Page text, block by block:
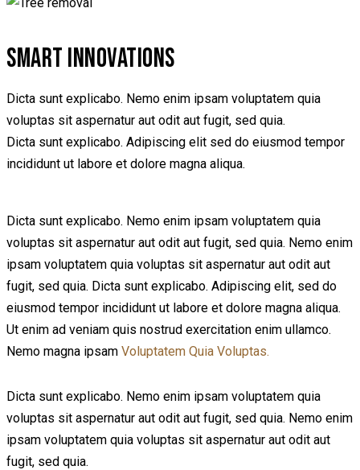
SMART INNOVATIONS
Dicta sunt explicabo. Nemo enim ipsam voluptatem quia
voluptas sit aspernatur aut odit aut fugit, sed quia.
Dicta sunt explicabo. Adipiscing elit sed do eiusmod tempor
incididunt ut labore et dolore magna aliqua.
Dicta sunt explicabo. Nemo enim ipsam voluptatem quia
voluptas sit aspernatur aut odit aut fugit, sed quia. Nemo enim
ipsam voluptatem quia voluptas sit aspernatur aut odit aut
fugit, sed quia. Dicta sunt explicabo. Adipiscing elit, sed do
eiusmod tempor incididunt ut labore et dolore magna aliqua.
Ut enim ad veniam quis nostrud exercitation enim ullamco.
Nemo magna ipsam Voluptatem Quia Voluptas.
Dicta sunt explicabo. Nemo enim ipsam voluptatem quia
voluptas sit aspernatur aut odit aut fugit, sed quia. Nemo enim
ipsam voluptatem quia voluptas sit aspernatur aut odit aut
fugit, sed quia.